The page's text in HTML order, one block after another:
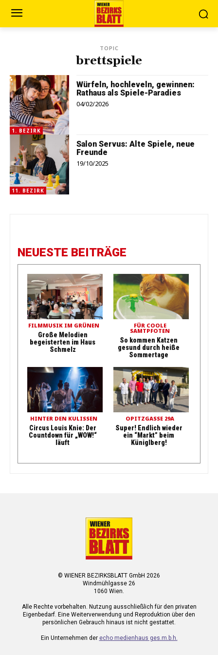
TOPIC
brettspiele
1. BEZIRK
Würfeln, hochleveln, gewinnen:
Rathaus als Spiele-Paradies
04/02/2026
11. BEZIRK
Salon Servus: Alte Spiele, neue
Freunde
19/10/2025
NEUESTE BEITRÄGE
FILMMUSIK IM GRÜNEN
Große Melodien
begeisterten im Haus
Schmelz
FÜR COOLE
SAMTPFOTEN
So kommen Katzen
gesund durch heiße
Sommertage
HINTER DEN KULISSEN
Circus Louis Knie: Der
Countdown für „WOW!“
läuft
OPITZGASSE 29A
Super! Endlich wieder
ein “Markt” beim
Küniglberg!
© WIENER BEZIRKSBLATT GmbH 2026
Windmühlgasse 26
1060 Wien.
Alle Rechte vorbehalten. Nutzung ausschließlich für den privaten
Eigenbedarf. Eine Weiterverwendung und Reproduktion über den
persönlichen Gebrauch hinaus ist nicht gestattet.
Ein Unternehmen der echo medienhaus ges.m.b.h.